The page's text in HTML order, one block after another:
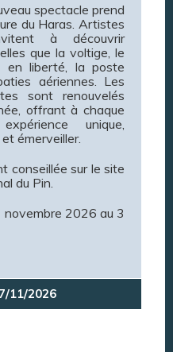
spectacle prend
du Haras. Artistes
à découvrir
que la voltige, le
en liberté, la poste
aériennes. Les
sont renouvelés
offrant à chaque
unique,
émerveiller.
conseillée sur le site
du Pin.
2026 au 3
11/2026